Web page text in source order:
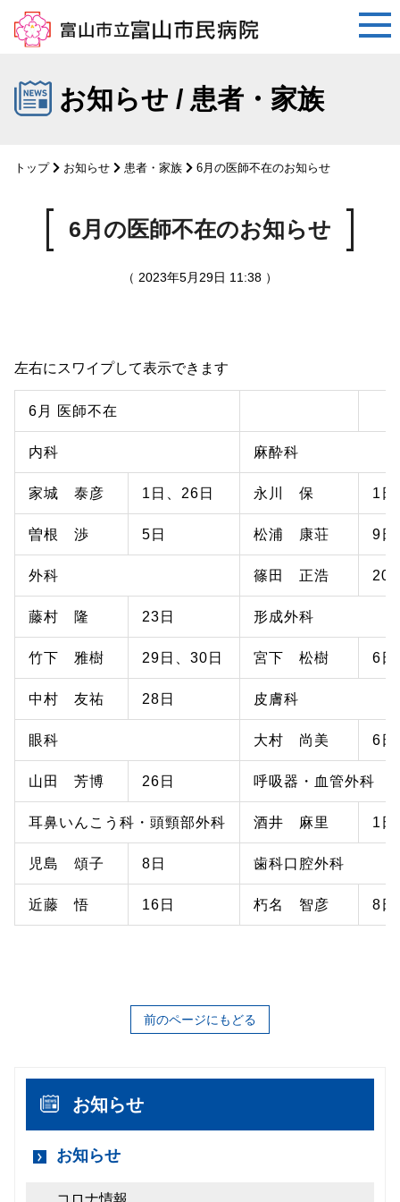
お知らせ / 患者・家族
トップ お知らせ 患者・家族 6月の医師不在のお知らせ
6月の医師不在のお知らせ
（ 2023年5月29日 11:38 ）
6月 医師不在
内科 麻酔科
家城 泰彦 1日、26日 永川 保 1日
曽根 渉 5日 松浦 康荘 9日
外科 篠田 正浩 20
藤村 隆 23日 形成外科
竹下 雅樹 29日、30日 宮下 松樹 6日
中村 友祐 28日 皮膚科
眼科 大村 尚美 6日
山田 芳博 26日 呼吸器・血管外科
耳鼻いんこう科・頭頸部外科 酒井 麻里 1日
児島 頌子 8日 歯科口腔外科
近藤 悟 16日 朽名 智彦 8日
前のページにもどる
お知らせ
お知らせ